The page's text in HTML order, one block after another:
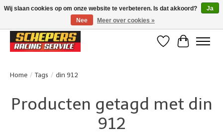
Klanten beoordelen ons met een 4,8/5 op Google reviews
Verlanglijst
Home / Tags / din 912
Producten getagd met din
912
Wij slaan cookies op om onze website te verbeteren. Is dat akkoord?
Ja
Nee
Meer over cookies »